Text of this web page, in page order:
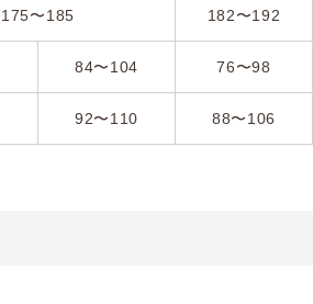
175〜185 182〜192
84〜104 76〜98
92〜110 88〜106